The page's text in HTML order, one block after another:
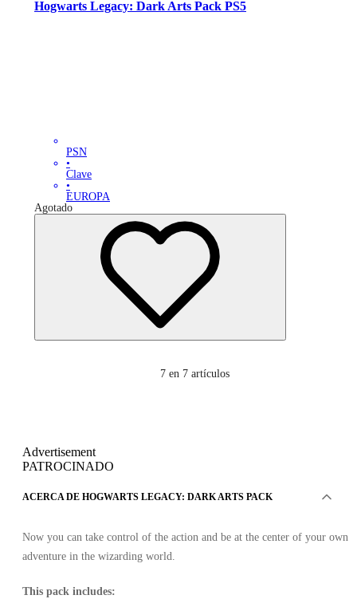
Hogwarts Legacy: Dark Arts Pack PS5
PSN
•
Clave
•
EUROPA
Agotado
7 en 7 artículos
Advertisement
PATROCINADO
ACERCA DE HOGWARTS LEGACY: DARK ARTS PACK
Now you can take control of the action and be at the center of your own
adventure in the wizarding world.
This pack includes: